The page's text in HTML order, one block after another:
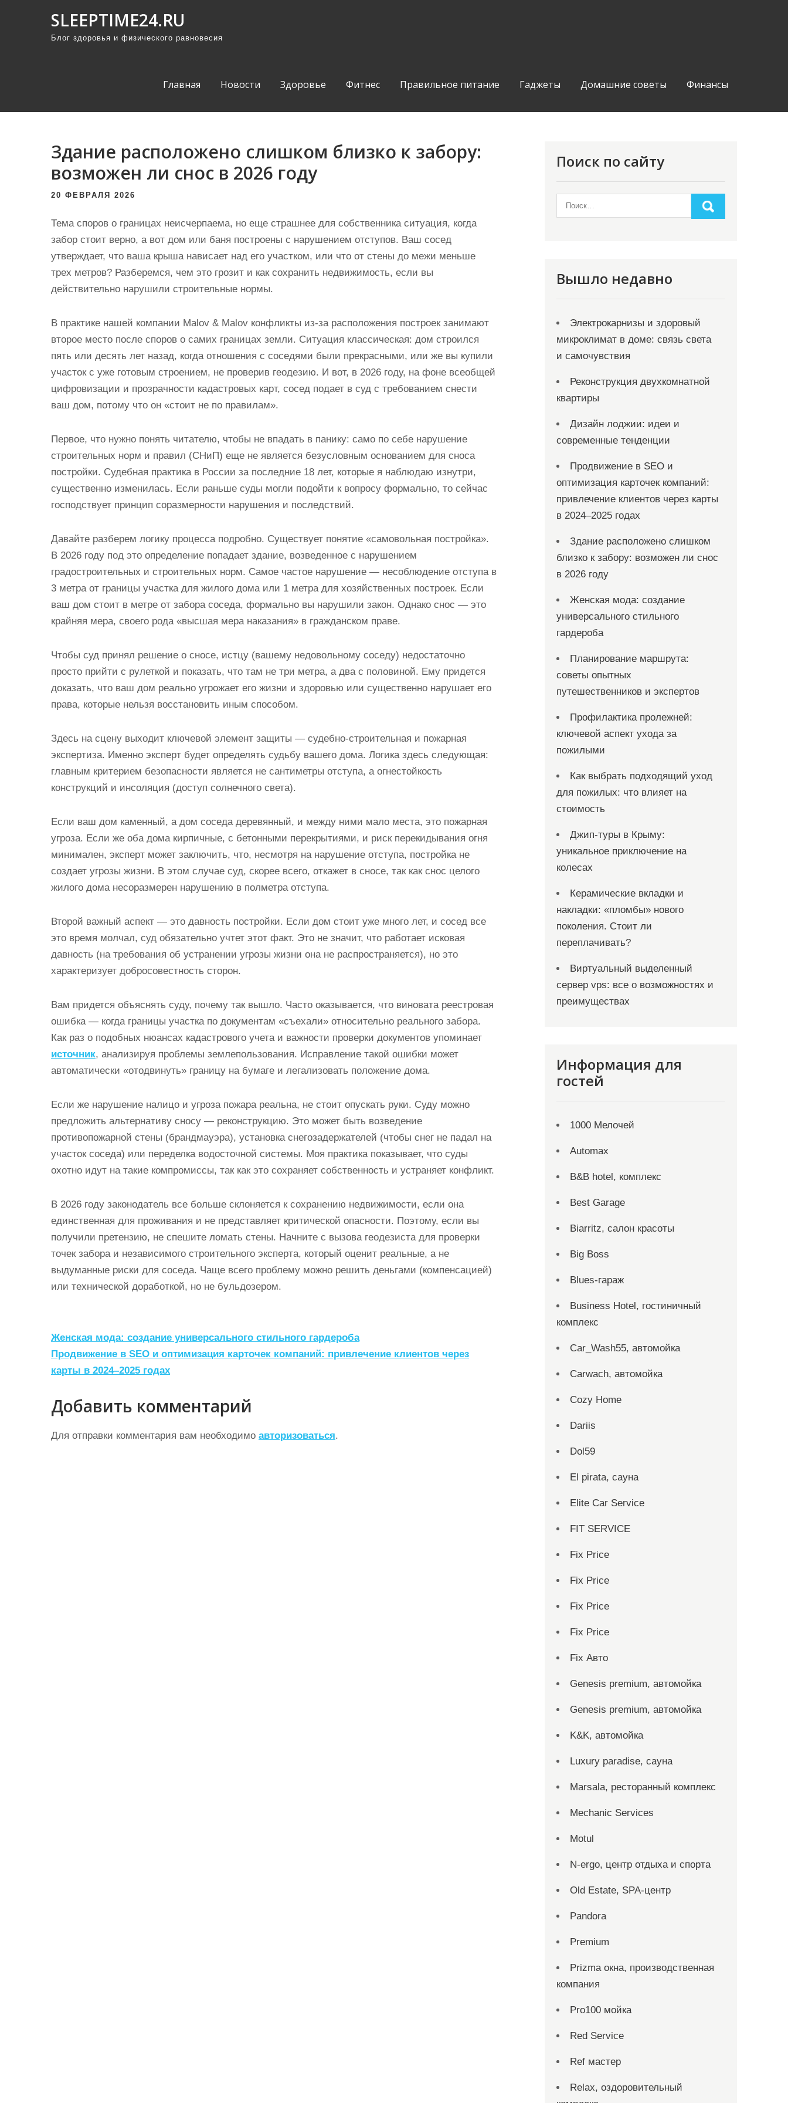
SLEEPTIME24.RU
Блог здоровья и физического равновесия
Главная Новости Здоровье Фитнес Правильное питание Гаджеты Домашние советы Финансы
Здание расположено слишком близко к забору:
возможен ли снос в 2026 году
20 ФЕВРАЛЯ 2026
Тема споров о границах неисчерпаема, но еще страшнее для собственника ситуация, когда
забор стоит верно, а вот дом или баня построены с нарушением отступов. Ваш сосед
утверждает, что ваша крыша нависает над его участком, или что от стены до межи меньше
трех метров? Разберемся, чем это грозит и как сохранить недвижимость, если вы
действительно нарушили строительные нормы.
В практике нашей компании Malov & Malov конфликты из-за расположения построек занимают
второе место после споров о самих границах земли. Ситуация классическая: дом строился
пять или десять лет назад, когда отношения с соседями были прекрасными, или же вы купили
участок с уже готовым строением, не проверив геодезию. И вот, в 2026 году, на фоне всеобщей
цифровизации и прозрачности кадастровых карт, сосед подает в суд с требованием снести
ваш дом, потому что он «стоит не по правилам».
Первое, что нужно понять читателю, чтобы не впадать в панику: само по себе нарушение
строительных норм и правил (СНиП) еще не является безусловным основанием для сноса
постройки. Судебная практика в России за последние 18 лет, которые я наблюдаю изнутри,
существенно изменилась. Если раньше суды могли подойти к вопросу формально, то сейчас
господствует принцип соразмерности нарушения и последствий.
Давайте разберем логику процесса подробно. Существует понятие «самовольная постройка».
В 2026 году под это определение попадает здание, возведенное с нарушением
градостроительных и строительных норм. Самое частое нарушение — несоблюдение отступа в
3 метра от границы участка для жилого дома или 1 метра для хозяйственных построек. Если
ваш дом стоит в метре от забора соседа, формально вы нарушили закон. Однако снос — это
крайняя мера, своего рода «высшая мера наказания» в гражданском праве.
Чтобы суд принял решение о сносе, истцу (вашему недовольному соседу) недостаточно
просто прийти с рулеткой и показать, что там не три метра, а два с половиной. Ему придется
доказать, что ваш дом реально угрожает его жизни и здоровью или существенно нарушает его
права, которые нельзя восстановить иным способом.
Здесь на сцену выходит ключевой элемент защиты — судебно-строительная и пожарная
экспертиза. Именно эксперт будет определять судьбу вашего дома. Логика здесь следующая:
главным критерием безопасности является не сантиметры отступа, а огнестойкость
конструкций и инсоляция (доступ солнечного света).
Если ваш дом каменный, а дом соседа деревянный, и между ними мало места, это пожарная
угроза. Если же оба дома кирпичные, с бетонными перекрытиями, и риск перекидывания огня
минимален, эксперт может заключить, что, несмотря на нарушение отступа, постройка не
создает угрозы жизни. В этом случае суд, скорее всего, откажет в сносе, так как снос целого
жилого дома несоразмерен нарушению в полметра отступа.
Второй важный аспект — это давность постройки. Если дом стоит уже много лет, и сосед все
это время молчал, суд обязательно учтет этот факт. Это не значит, что работает исковая
давность (на требования об устранении угрозы жизни она не распространяется), но это
характеризует добросовестность сторон.
Вам придется объяснять суду, почему так вышло. Часто оказывается, что виновата реестровая
ошибка — когда границы участка по документам «съехали» относительно реального забора.
Как раз о подобных нюансах кадастрового учета и важности проверки документов упоминает
источник, анализируя проблемы землепользования. Исправление такой ошибки может
автоматически «отодвинуть» границу на бумаге и легализовать положение дома.
Если же нарушение налицо и угроза пожара реальна, не стоит опускать руки. Суду можно
предложить альтернативу сносу — реконструкцию. Это может быть возведение
противопожарной стены (брандмауэра), установка снегозадержателей (чтобы снег не падал на
участок соседа) или переделка водосточной системы. Моя практика показывает, что суды
охотно идут на такие компромиссы, так как это сохраняет собственность и устраняет конфликт.
В 2026 году законодатель все больше склоняется к сохранению недвижимости, если она
единственная для проживания и не представляет критической опасности. Поэтому, если вы
получили претензию, не спешите ломать стены. Начните с вызова геодезиста для проверки
точек забора и независимого строительного эксперта, который оценит реальные, а не
выдуманные риски для соседа. Чаще всего проблему можно решить деньгами (компенсацией)
или технической доработкой, но не бульдозером.
Н
а
в
и
г
а
Женская мода: создание универсального стильного гардероба
Продвижение в SEO и оптимизация карточек компаний: привлечение клиентов через
карты в 2024–2025 годах
Добавить комментарий
Для отправки комментария вам необходимо авторизоваться.
Поиск по сайту
Вышло недавно
Электрокарнизы и здоровый
микроклимат в доме: связь света
и самочувствия
Реконструкция двухкомнатной
квартиры
Дизайн лоджии: идеи и
современные тенденции
Продвижение в SEO и
оптимизация карточек компаний:
привлечение клиентов через карты
в 2024–2025 годах
Здание расположено слишком
близко к забору: возможен ли снос
в 2026 году
Женская мода: создание
универсального стильного
гардероба
Планирование маршрута:
советы опытных
путешественников и экспертов
Профилактика пролежней:
ключевой аспект ухода за
пожилыми
Как выбрать подходящий уход
для пожилых: что влияет на
стоимость
Джип-туры в Крыму:
уникальное приключение на
колесах
Керамические вкладки и
накладки: «пломбы» нового
поколения. Стоит ли
переплачивать?
Виртуальный выделенный
сервер vps: все о возможностях и
преимуществах
Информация для
гостей
1000 Мелочей
Automax
B&B hotel, комплекс
Best Garage
Biarritz, салон красоты
Big Boss
Blues-гараж
Business Hotel, гостиничный
комплекс
Car_Wash55, автомойка
Carwach, автомойка
Cozy Home
Dariis
Dol59
El pirata, сауна
Elite Car Service
FIT SERVICE
Fix Price
Fix Price
Fix Price
Fix Price
Fix Авто
Genesis premium, автомойка
Genesis premium, автомойка
K&K, автомойка
Luxury paradise, сауна
Marsala, ресторанный комплекс
Mechanic Services
Motul
N-ergo, центр отдыха и спорта
Old Estate, SPA-центр
Pandora
Premium
Prizma окна, производственная
компания
Pro100 мойка
Red Service
Ref мастер
Relax, оздоровительный